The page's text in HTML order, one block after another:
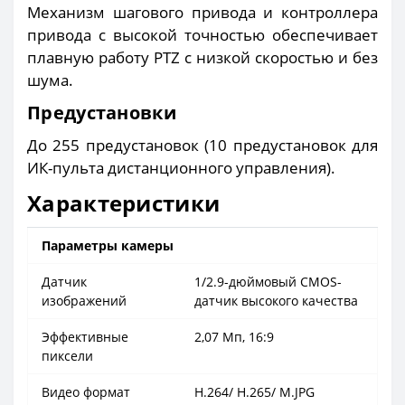
Механизм шагового привода и контроллера
привода с высокой точностью обеспечивает
плавную работу PTZ с низкой скоростью и без
шума.
Предустановки
До 255 предустановок (10 предустановок для
ИК-пульта дистанционного управления).
Характеристики
Параметры камеры
Датчик
изображений
1/2.9-дюймовый CMOS-
датчик высокого качества
Эффективные
пиксели
2,07 Мп, 16:9
Видео формат
H.264/ H.265/ M.JPG